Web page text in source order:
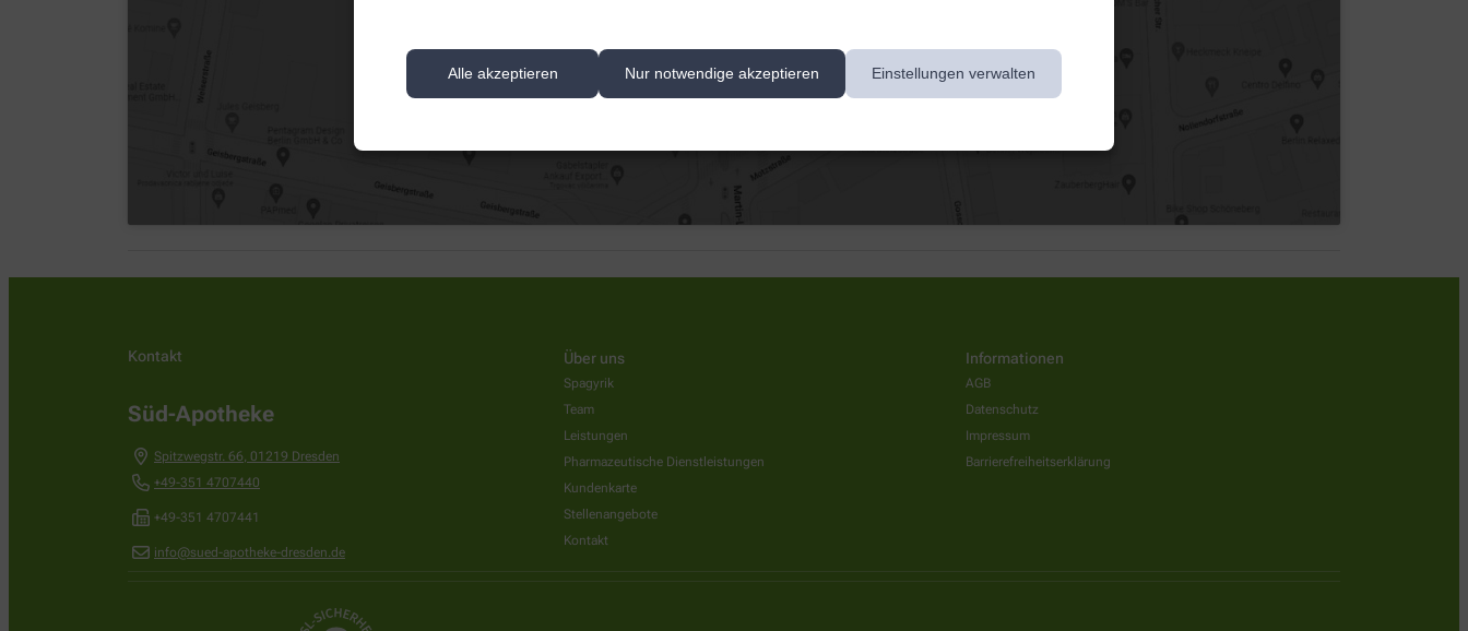
Alle akzeptieren Nur notwendige akzeptieren Einstellungen verwalten
Kontakt
Süd-Apotheke
Spitzwegstr. 66, 01219 Dresden
+49-351 4707440
+49-351 4707441
info@sued-apotheke-dresden.de
Über uns
Spagyrik
Team
Leistungen
Pharmazeutische Dienstleistungen
Kundenkarte
Stellenangebote
Kontakt
Informationen
AGB
Datenschutz
Impressum
Barrierefreiheitserklärung